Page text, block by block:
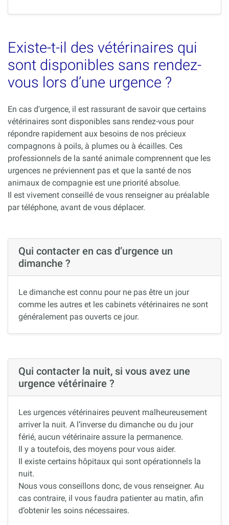
Existe-t-il des vétérinaires qui
sont disponibles sans rendez-
vous lors d’une urgence ?
En cas d'urgence, il est rassurant de savoir que certains
vétérinaires sont disponibles sans rendez-vous pour
répondre rapidement aux besoins de nos précieux
compagnons à poils, à plumes ou à écailles. Ces
professionnels de la santé animale comprennent que les
urgences ne préviennent pas et que la santé de nos
animaux de compagnie est une priorité absolue.
Il est vivement conseillé de vous renseigner au préalable
par téléphone, avant de vous déplacer.
Qui contacter en cas d’urgence un
dimanche ?
Le dimanche est connu pour ne pas être un jour
comme les autres et les cabinets vétérinaires ne sont
généralement pas ouverts ce jour.
Qui contacter la nuit, si vous avez une
urgence vétérinaire ?
Les urgences vétérinaires peuvent malheureusement
arriver la nuit. A l’inverse du dimanche ou du jour
férié, aucun vétérinaire assure la permanence.
Il y a toutefois, des moyens pour vous aider.
Il existe certains hôpitaux qui sont opérationnels la
nuit.
Nous vous conseillons donc, de vous renseigner. Au
cas contraire, il vous faudra patienter au matin, afin
d’obtenir les soins nécessaires.